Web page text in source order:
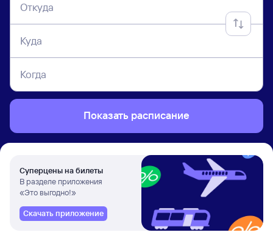
Откуда
Куда
Когда
Показать расписание
Суперцены на билеты
В разделе приложения
«Это выгодно!»
Скачать приложение